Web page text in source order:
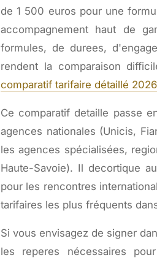
de 1 500 euros pour une
accompagnement haut de
formules, de durees,
rendent la comparaison
comparatif tarifaire détaillé
Ce comparatif detaille passe
agences nationales (Unicis,
les agences spécialisées,
Haute-Savoie). Il decortique
pour les rencontres
tarifaires les plus fréquents
Si vous envisagez de signer
les reperes nécessaires